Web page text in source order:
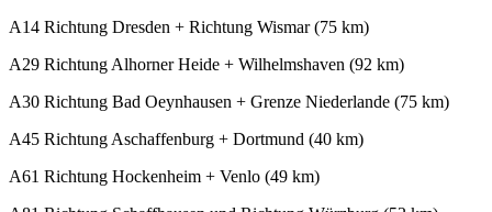
A14 Richtung Dresden + Richtung Wismar (75 km)
A29 Richtung Alhorner Heide + Wilhelmshaven (92 km)
A30 Richtung Bad Oeynhausen + Grenze Niederlande (75 km)
A45 Richtung Aschaffenburg + Dortmund (40 km)
A61 Richtung Hockenheim + Venlo (49 km)